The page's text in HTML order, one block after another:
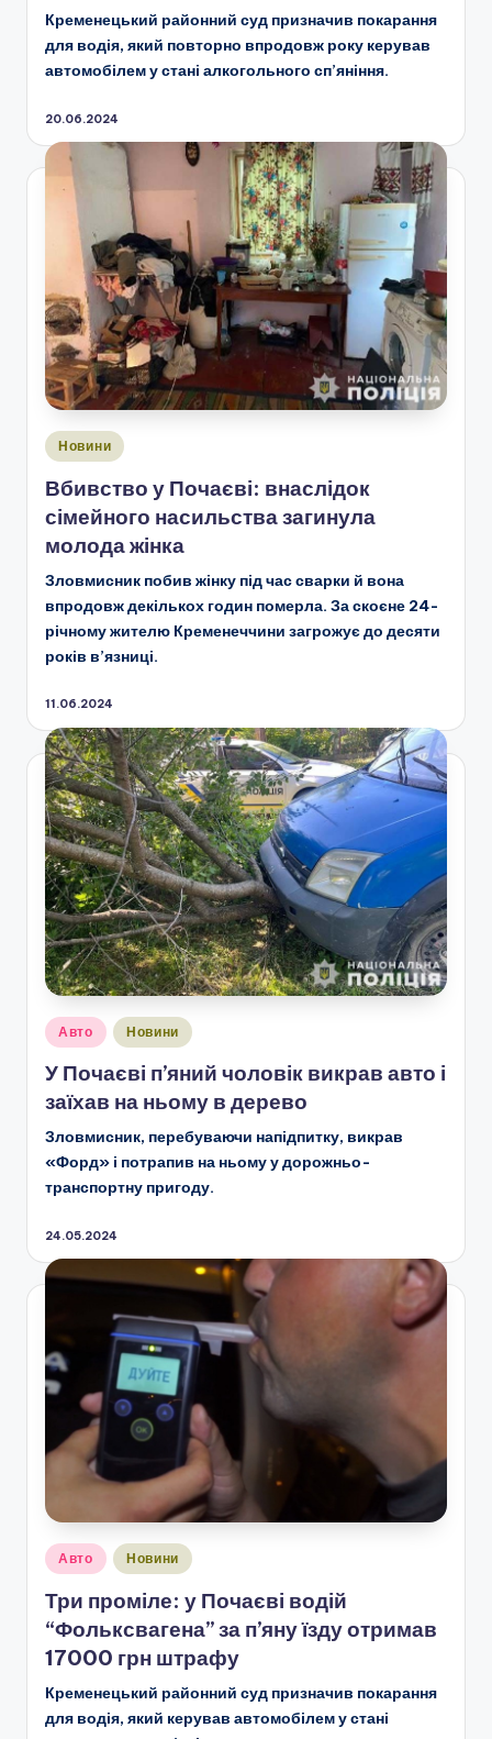
Кременецький районний суд призначив покарання
для водія, який повторно впродовж року керував
автомобілем у стані алкогольного сп’яніння.
20.06.2024
Опубліковано
Новини
Вбивство у Почаєві: внаслідок
сімейного насильства загинула
молода жінка
Зловмисник побив жінку під час сварки й вона
впродовж декількох годин померла. За скоєне 24-
річному жителю Кременеччини загрожує до десяти
років в’язниці.
11.06.2024
Опубліковано
Авто Новини
У Почаєві п’яний чоловік викрав авто і
заїхав на ньому в дерево
Зловмисник, перебуваючи напідпитку, викрав
«Форд» і потрапив на ньому у дорожньо-
транспортну пригоду.
24.05.2024
Опубліковано
Авто Новини
Три проміле: у Почаєві водій
“Фольксвагена” за п’яну їзду отримав
17000 грн штрафу
Кременецький районний суд призначив покарання
для водія, який керував автомобілем у стані